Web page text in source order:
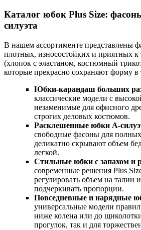
Каталог юбок Plus Size:
силуэта
В нашем ассортименте представлены
плотных, износостойких и приятных к
(хлопок с эластаном, костюмный
которые прекрасно сохраняют форму в
Юбки-карандаш больших
классические модели с
незаменимые для офисного
строгих деловых костюмов.
Расклешенные юбки А-
свободные фасоны для
деликатно скрывают объем
легкой.
Стильные юбки с запахом и
современные решения Plus
регулировать объем на
подчеркивать пропорции.
Повседневные и нарядные
универсальные модели
ниже колена или до
прогулок, так и для